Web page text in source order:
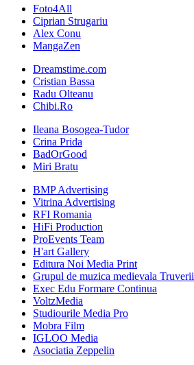
Foto4All
Ciprian Strugariu
Alex Conu
MangaZen
Dreamstime.com
Cristian Bassa
Radu Olteanu
Chibi.Ro
Ileana Bosogea-Tudor
Crina Prida
BadOrGood
Miri Bratu
BMP Advertising
Vitrina Advertising
RFI Romania
HiFi Production
ProEvents Team
H'art Gallery
Editura Noi Media Print
Grupul de muzica medievala Truverii
Exec Edu Formare Continua
VoltzMedia
Studiourile Media Pro
Mobra Film
IGLOO Media
Asociatia Zeppelin